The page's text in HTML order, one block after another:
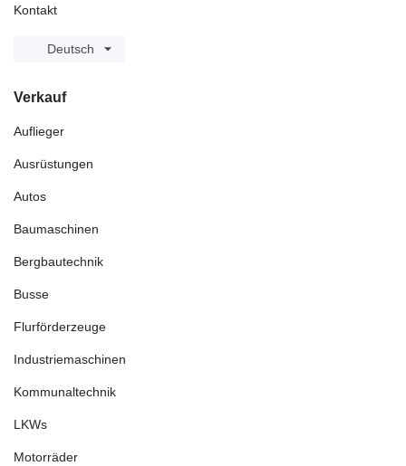
Kontakt
Deutsch
Verkauf
Auflieger
Ausrüstungen
Autos
Baumaschinen
Bergbautechnik
Busse
Flurförderzeuge
Industriemaschinen
Kommunaltechnik
LKWs
Motorräder